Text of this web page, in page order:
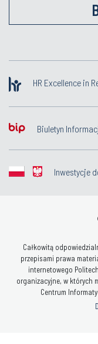
HR Excellence in
Biuletyn
Inwestycje
Całkowitą
przepisami prawa
internetowego
organizacyjne, w których
Centrum